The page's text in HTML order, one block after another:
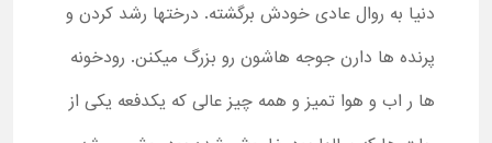
دنیا به روال عادی خودش برگشته. درختها رشد کردن و
پرنده ها دارن جوجه هاشون رو بزرگ میکنن. رودخونه
ها ر اب و هوا تمیز و همه چیز عالی که یکدفعه یکی از